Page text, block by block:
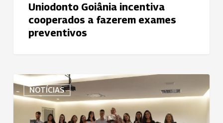
Uniodonto Goiânia incentiva
cooperados a fazerem exames
preventivos
NOTÍCIAS
Semana
Especial
de
Natal